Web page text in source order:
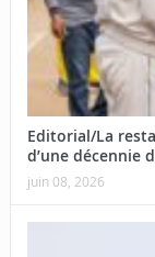
Editorial/La
d’une décennie
juin 08, 2026